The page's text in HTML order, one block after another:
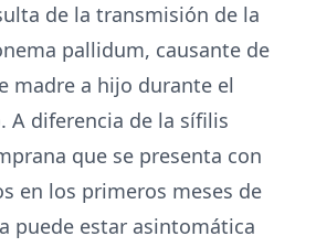
de la transmisión de la
pallidum, causante de
madre a hijo durante el
A diferencia de la sífilis
que se presenta con
en los primeros meses de
puede estar asintomática